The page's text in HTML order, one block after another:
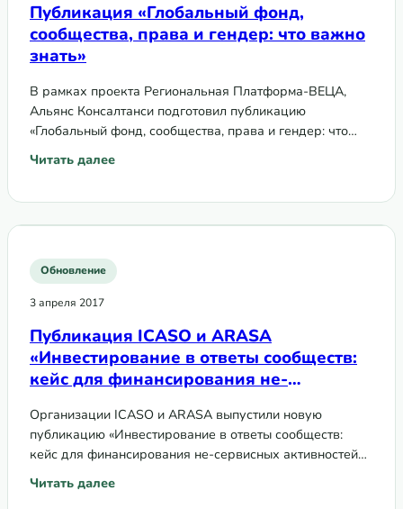
Публикация «Глобальный фонд,
сообщества, права и гендер: что важно
знать»
В рамках проекта Региональная Платформа-ВЕЦА,
Альянс Консалтанси подготовил публикацию
«Глобальный фонд, сообщества, права и гендер: что
важно знать».
Читать далее
: Публикация «Глобальный фонд, сообщества, права и
Обновление
3 апреля 2017
Публикация ICASO и ARASA
«Инвестирование в ответы сообществ:
кейс для финансирования не-
победы над СПИДом»
Организации ICASO и ARASA выпустили новую
публикацию «Инвестирование в ответы сообществ:
кейс для финансирования не-сервисных активностей
сообщества для победы над СПИДом»
Читать далее
: Публикация ICASO и ARASA «Инвестирование в